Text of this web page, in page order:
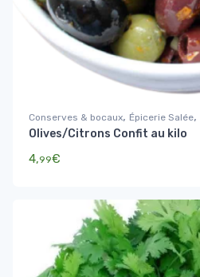
Conserves & bocaux, Épicerie Salée,
Légumes
Olives/Citrons Confit au kilo
4,99€